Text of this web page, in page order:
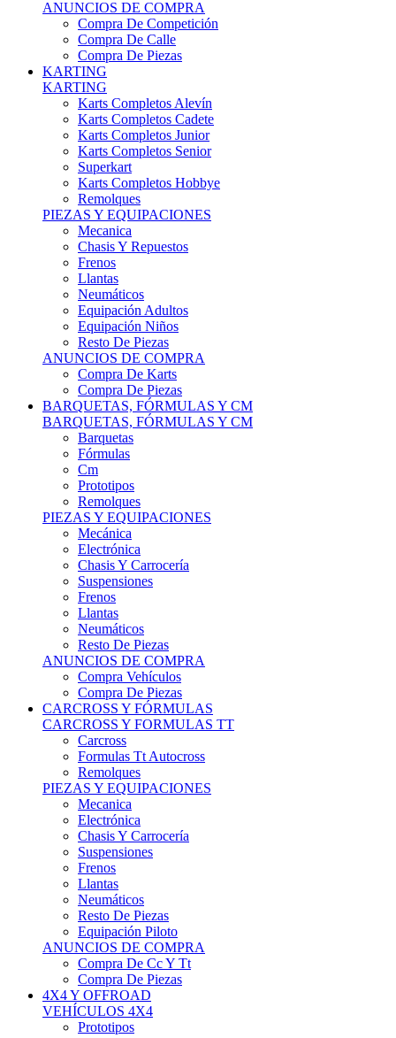
Chasis Y Repuestos
Frenos
Llantas
Neumáticos
Equipación Adultos
Equipación Niños
Resto De Piezas
ANUNCIOS DE COMPRA
Compra De Karts
Compra De Piezas
BARQUETAS, FÓRMULAS Y CM
BARQUETAS, FÓRMULAS Y CM
Barquetas
Fórmulas
Cm
Prototipos
Remolques
PIEZAS Y EQUIPACIONES
Mecánica
Electrónica
Chasis Y Carrocería
Suspensiones
Frenos
Llantas
Neumáticos
Resto De Piezas
ANUNCIOS DE COMPRA
Compra Vehículos
Compra De Piezas
CARCROSS Y FÓRMULAS
CARCROSS Y FORMULAS TT
Carcross
Formulas Tt Autocross
Remolques
PIEZAS Y EQUIPACIONES
Mecanica
Electrónica
Chasis Y Carrocería
Suspensiones
Frenos
Llantas
Neumáticos
Resto De Piezas
Equipación Piloto
ANUNCIOS DE COMPRA
Compra De Cc Y Tt
Compra De Piezas
4X4 Y OFFROAD
VEHÍCULOS 4X4
Prototipos
Venta De Side By Side
Quads Y Buggys
4x4 De Calle
PIEZAS PARA 4X4
Mecánica
Carrocería
Suspensiones
Llantas
Neumáticos
ANUNCIOS DE COMPRA
Compra De 4x4
Compra De Piezas
MOTOS
MOTOS
Motos De Circuito